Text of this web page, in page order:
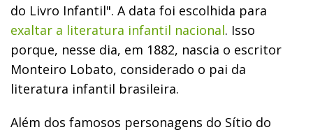
do Livro Infantil". A data foi escolhida para
exaltar a literatura infantil nacional. Isso
porque, nesse dia, em 1882, nascia o escritor
Monteiro Lobato, considerado o pai da
literatura infantil brasileira.
Além dos famosos personagens do Sítio do